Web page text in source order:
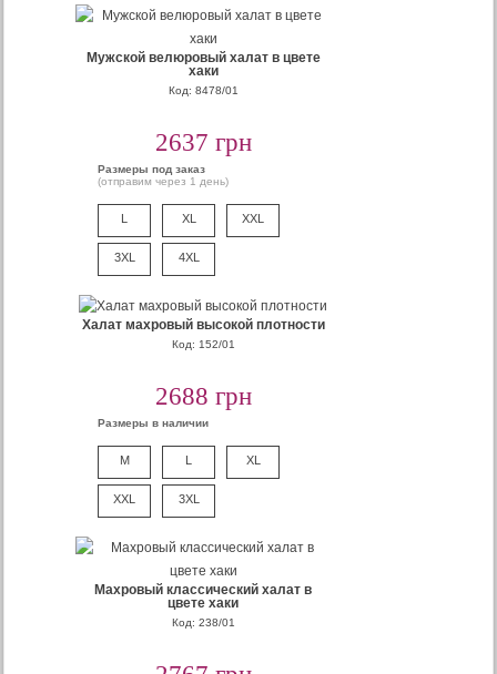
Мужской велюровый халат в цвете
хаки
Код: 8478/01
2637 грн
Размеры под заказ
(отправим через 1 день)
L XL XXL
3XL 4XL
Халат махровый высокой плотности
Код: 152/01
2688 грн
Размеры в наличии
M L XL
XXL 3XL
Махровый классический халат в
цвете хаки
Код: 238/01